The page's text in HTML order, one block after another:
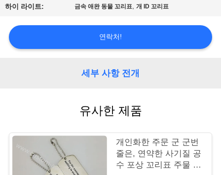
행
리
하이 라이트: 금속 애완 동물 꼬리표,개 ID 꼬리표
연락처!
세부 사항 전개
유사한 제품
개인화한 주문 군 군번
줄은, 연약한 사기질 공
수 포상 꼬리표 주물 죽